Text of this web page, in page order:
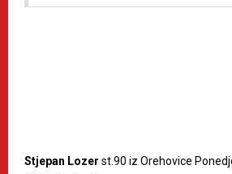
Stjepan Lozer st.90 iz Orehovice